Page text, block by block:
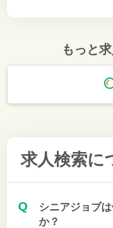
もっと
求人検索に
Q
シニアジョブ
か？